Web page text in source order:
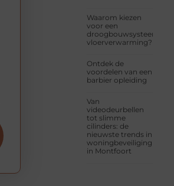
Waarom kiezen
voor een
droogbouwsysteem
vloerverwarming?
Ontdek de
voordelen van een
barbier opleiding
Van
videodeurbellen
tot slimme
cilinders: de
nieuwste trends in
woningbeveiliging
in Montfoort